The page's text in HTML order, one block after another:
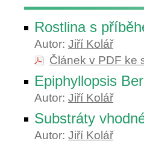
Rostlina s
Autor: Jiří Kolář
Článek v PDF ke
Epiphyllopsis
Autor: Jiří Kolář
Substráty
Autor: Jiří Kolář